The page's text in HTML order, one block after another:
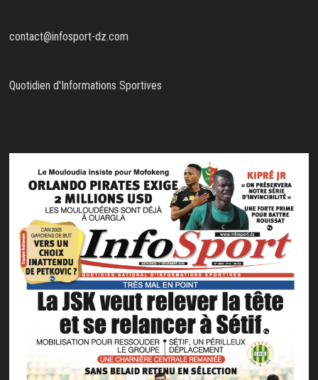
contact@infosport-dz.com
Quotidien d'Informations Sportives